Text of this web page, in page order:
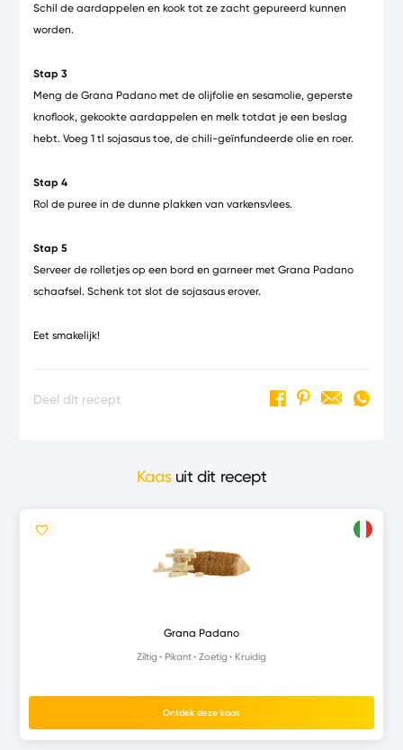
Schil de aardappelen en kook tot ze zacht gepureerd kunnen
worden.
Stap 3
Meng de Grana Padano met de olijfolie en sesamolie, geperste
knoflook, gekookte aardappelen en melk totdat je een beslag
hebt. Voeg 1 tl sojasaus toe, de chili-geïnfundeerde olie en roer.
Stap 4
Rol de puree in de dunne plakken van varkensvlees.
Stap 5
Serveer de rolletjes op een bord en garneer met Grana Padano
schaafsel. Schenk tot slot de sojasaus erover.
Eet smakelijk!
Deel dit recept
Kaasuit dit recept
Grana Padano
Ziltig Pikant Zoetig Kruidig
Ontdek deze kaas